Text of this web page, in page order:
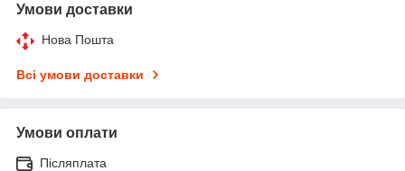
Умови доставки
Нова Пошта
Всі умови доставки
Умови оплати
Післяплата